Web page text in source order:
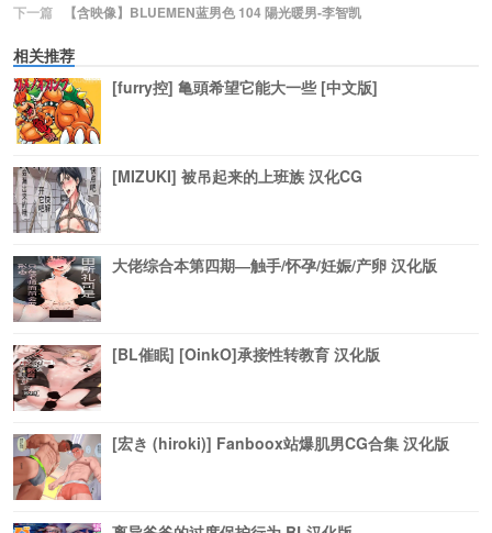
下一篇
【含映像】BLUEMEN蓝男色 104 陽光暖男-李智凯
相关推荐
[furry控] 亀頭希望它能大一些 [中文版]
[MIZUKI] 被吊起来的上班族 汉化CG
大佬综合本第四期―触手/怀孕/妊娠/产卵 汉化版
[BL催眠] [OinkO]承接性转教育 汉化版
[宏き (hiroki)] Fanboox站爆肌男CG合集 汉化版